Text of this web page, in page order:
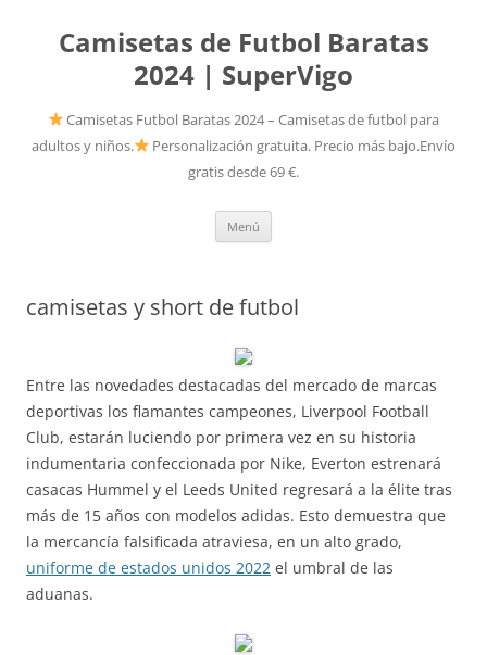
Camisetas de Futbol Baratas
2024 | SuperVigo
Camisetas Futbol Baratas 2024 – Camisetas de futbol para
adultos y niños.
Personalización gratuita. Precio más bajo.Envío
gratis desde 69 €.
Menú
camisetas y short de futbol
Entre las novedades destacadas del mercado de marcas
deportivas los flamantes campeones, Liverpool Football
Club, estarán luciendo por primera vez en su historia
indumentaria confeccionada por Nike, Everton estrenará
casacas Hummel y el Leeds United regresará a la élite tras
más de 15 años con modelos adidas. Esto demuestra que
la mercancía falsificada atraviesa, en un alto grado,
uniforme de estados unidos 2022 el umbral de las
aduanas.